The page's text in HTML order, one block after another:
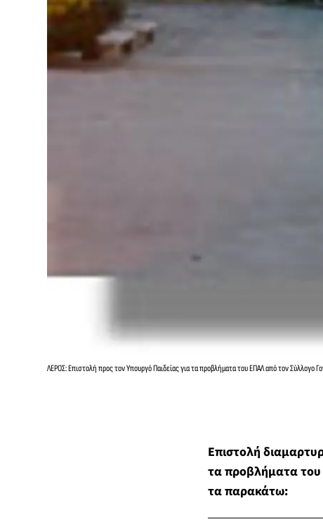
ΛΕΡΟΣ: Επιστολή προς τον Υπουργό Παιδείας για τα προβλήματα του ΕΠΑΛ από τον Σύλλογο
Επιστολή
τα προβλήματα του
τα παρακάτω: